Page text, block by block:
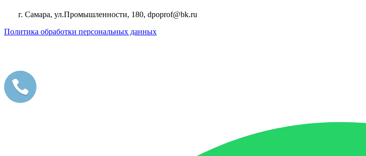
г. Самара, ул.Промышленности, 180, dpoprof@bk.ru
Политика обработки персональных данных